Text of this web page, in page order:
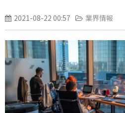
2021-08-22 00:57 業界情報